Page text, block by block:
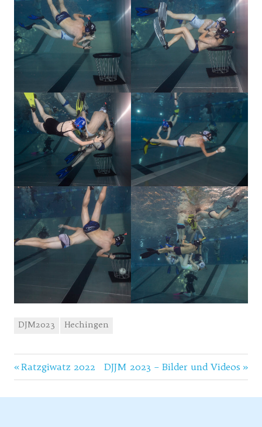
DJM2023 Hechingen
Beitragsnavigation
Vorheriger
Beitrag:
Ratzgiwatz 2022
Nächster
Beitrag:
DJJM 2023 – Bilder und Videos